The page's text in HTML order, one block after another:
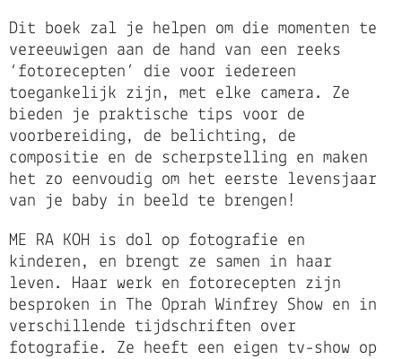
Dit boek zal je helpen om die momenten te
vereeuwigen aan de hand van een reeks
‘fotorecepten’ die voor iedereen
toegankelijk zijn, met elke camera. Ze
bieden je praktische tips voor de
voorbereiding, de belichting, de
compositie en de scherpstelling en maken
het zo eenvoudig om het eerste levensjaar
van je baby in beeld te brengen!
ME RA KOH is dol op fotografie en
kinderen, en brengt ze samen in haar
leven. Haar werk en fotorecepten zijn
besproken in The Oprah Winfrey Show en in
verschillende tijdschriften over
fotografie. Ze heeft een eigen tv-show op